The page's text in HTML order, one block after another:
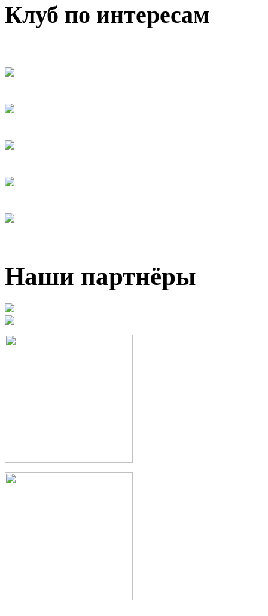
Клуб по интересам
Наши партнёры